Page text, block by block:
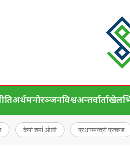
अर्थमनोरञ्जनविश्वअन्तर्वार्ताखेल
केपी शर्मा ओली प्रधानमन्त्री प्रचण्ड